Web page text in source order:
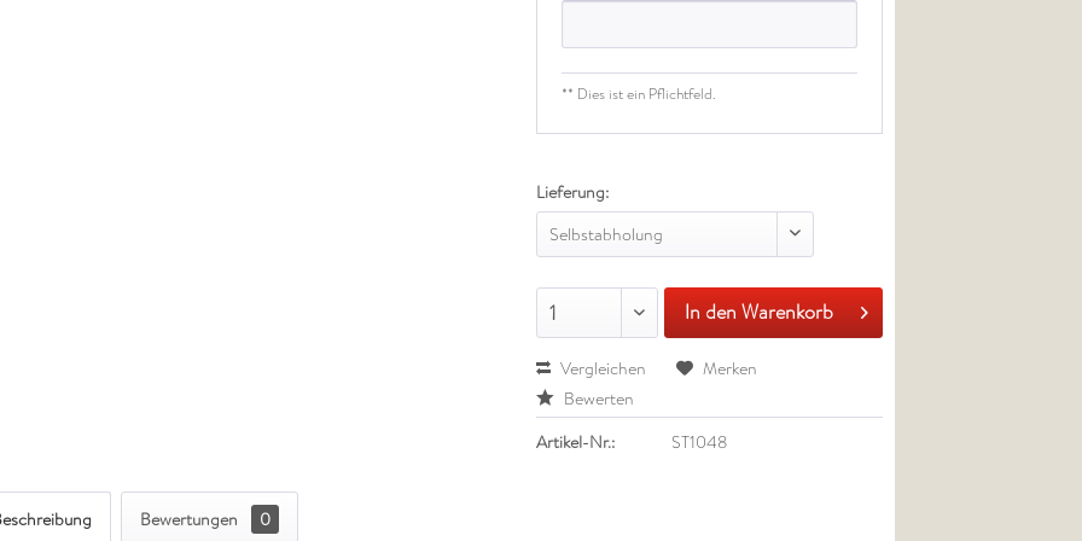
** Dies ist ein Pflichtfeld.
Lieferung:
Selbstabholung
1 In den Warenkorb
Vergleichen
Merken
Bewerten
Artikel-Nr.:
ST1048
Bewertungen 0